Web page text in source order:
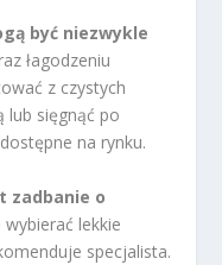
być niezwykle
łagodzeniu
z czystych
lub sięgnąć po
na rynku.
zadbanie o
lekkie
specjalista.